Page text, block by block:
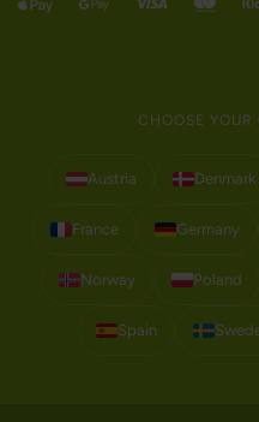
CHOOSE YOUR
Austria Denmark
France Germany
Norway Poland
Spain